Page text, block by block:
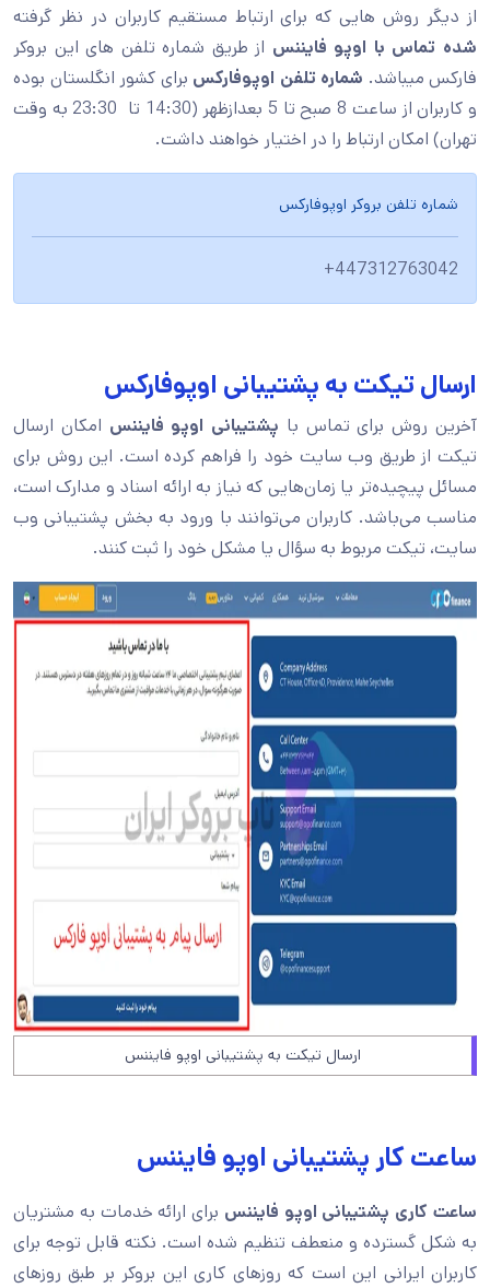
از دیگر روش هایی که برای ارتباط مستقیم کاربران در نظر گرفته
شده تماس با اوپو فایننس از طریق شماره تلفن های این بروکر
فارکس میباشد. شماره تلفن اوپوفارکس برای کشور انگلستان بوده
و کاربران از ساعت 8 صبح تا 5 بعدازظهر (14:30 تا 23:30 به وقت
تهران) امکان ارتباط را در اختیار خواهند داشت.
شماره تلفن بروکر اوپوفارکس
447312763042+
ارسال تیکت به پشتیبانی اوپوفارکس
آخرین روش برای تماس با پشتیبانی اوپو فایننس امکان ارسال
تیکت از طریق وب‌ سایت خود را فراهم کرده است. این روش برای
مسائل پیچیده‌تر یا زمان‌هایی که نیاز به ارائه اسناد و مدارک است،
مناسب می‌باشد. کاربران می‌توانند با ورود به بخش پشتیبانی وب
‌سایت، تیکت مربوط به سؤال یا مشکل خود را ثبت کنند.
ارسال تیکت به پشتیبانی اوپو فایننس
ساعت کار پشتیبانی اوپو فایننس
ساعت کاری پشتیبانی اوپو فایننس برای ارائه خدمات به مشتریان
به شکل گسترده و منعطف تنظیم شده است. نکته قابل توجه برای
کاربران ایرانی این است که روزهای کاری این بروکر بر طبق روزهای